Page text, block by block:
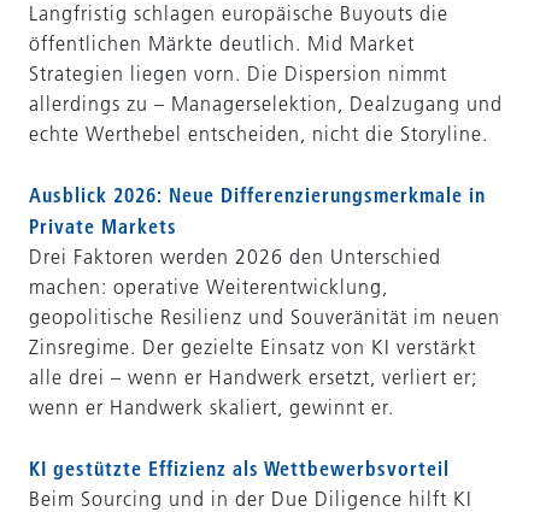
Langfristig schlagen europäische Buyouts die
öffentlichen Märkte deutlich. Mid Market
Strategien liegen vorn. Die Dispersion nimmt
allerdings zu – Managerselektion, Dealzugang und
echte Werthebel entscheiden, nicht die Storyline.
Ausblick 2026: Neue Differenzierungsmerkmale in
Private Markets
Drei Faktoren werden 2026 den Unterschied
machen: operative Weiterentwicklung,
geopolitische Resilienz und Souveränität im neuen
Zinsregime. Der gezielte Einsatz von KI verstärkt
alle drei – wenn er Handwerk ersetzt, verliert er;
wenn er Handwerk skaliert, gewinnt er.
KI gestützte Effizienz als Wettbewerbsvorteil
Beim Sourcing und in der Due Diligence hilft KI